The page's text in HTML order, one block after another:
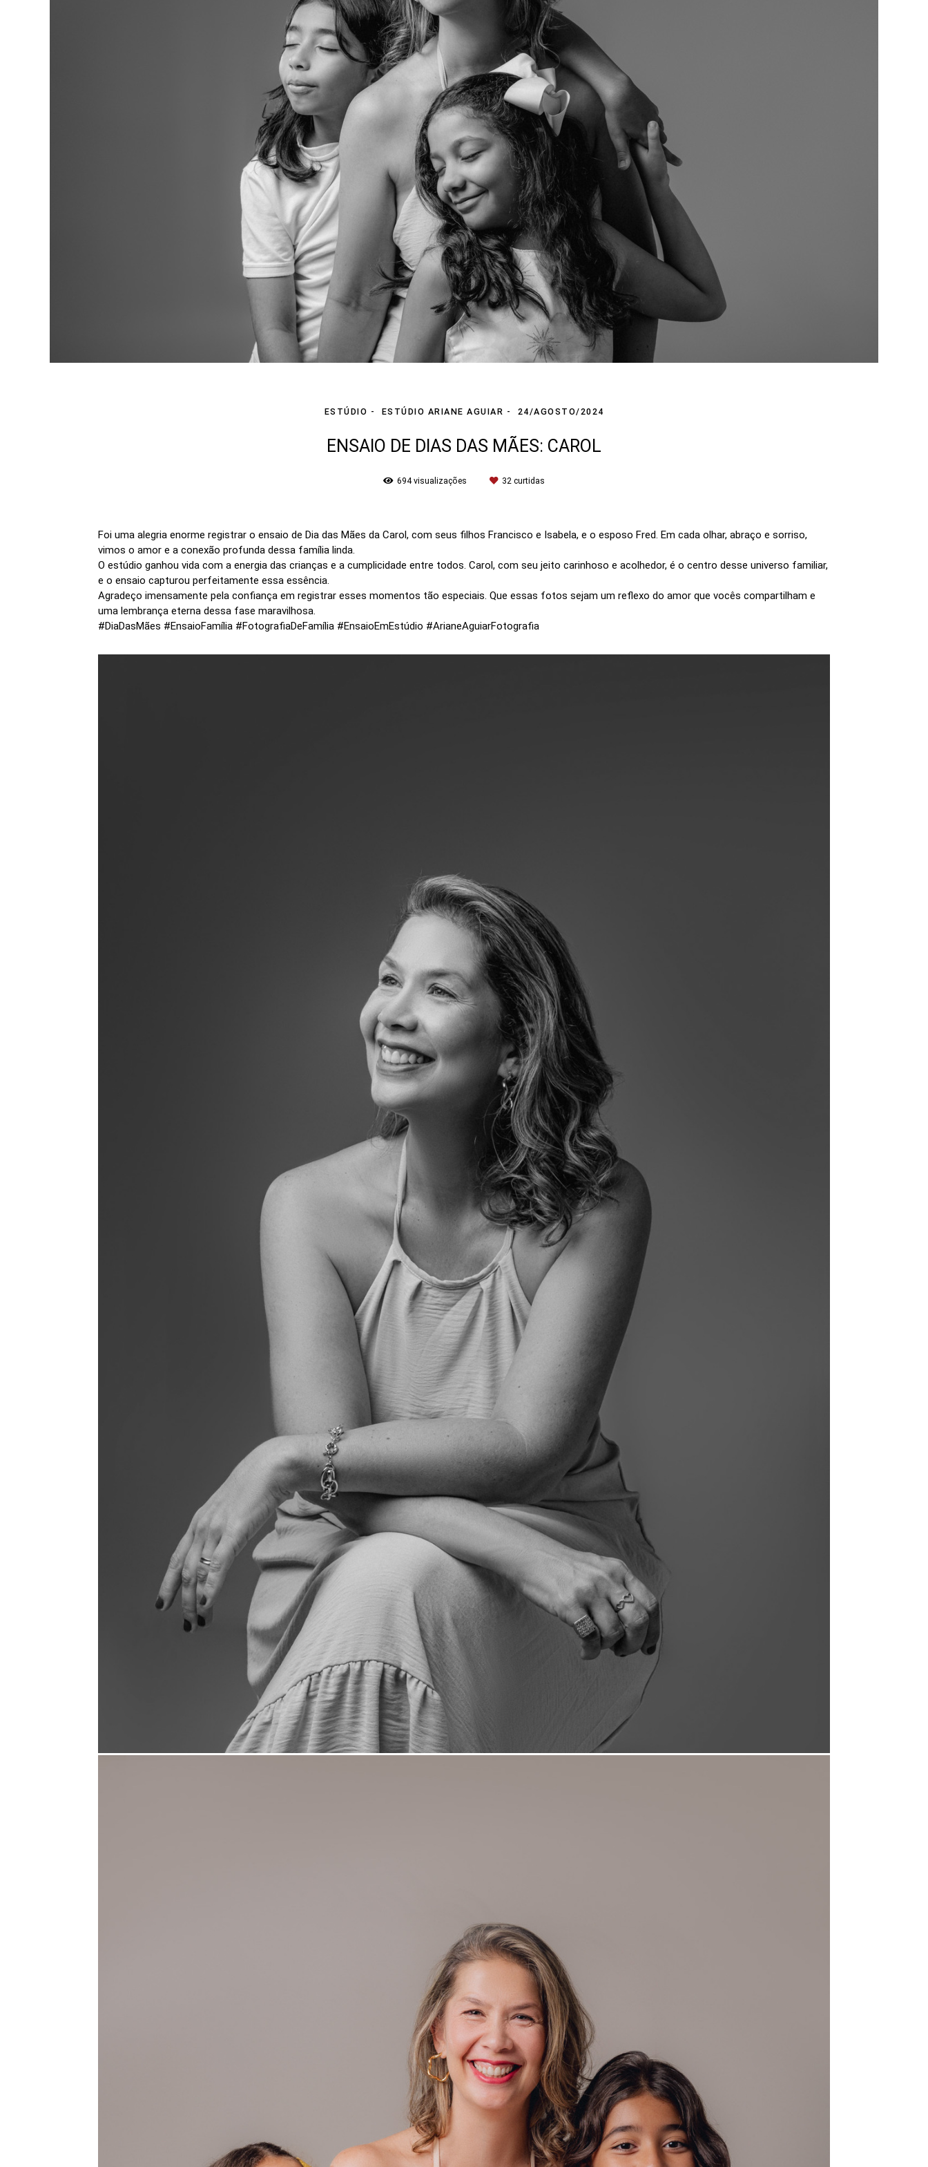
ESTÚDIO ESTÚDIO ARIANE AGUIAR 24/AGOSTO/2024
ENSAIO DE DIAS DAS MÃES: CAROL
694visualizações 32 curtidas
Foi uma alegria enorme registrar o ensaio de Dia das Mães da Carol, com seus filhos Francisco e Isabela, e o esposo Fred. Em cada olhar, abraço e sorriso,
vimos o amor e a conexão profunda dessa família linda.
O estúdio ganhou vida com a energia das crianças e a cumplicidade entre todos. Carol, com seu jeito carinhoso e acolhedor, é o centro desse universo familiar,
e o ensaio capturou perfeitamente essa essência.
Agradeço imensamente pela confiança em registrar esses momentos tão especiais. Que essas fotos sejam um reflexo do amor que vocês compartilham e
uma lembrança eterna dessa fase maravilhosa.
#DiaDasMães #EnsaioFamília #FotografiaDeFamília #EnsaioEmEstúdio #ArianeAguiarFotografia